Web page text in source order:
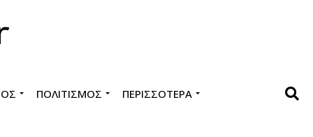
ΠΟΛΙΤΙΣΜΌΣ ΠΕΡΙΣΣΌΤΕΡΑ